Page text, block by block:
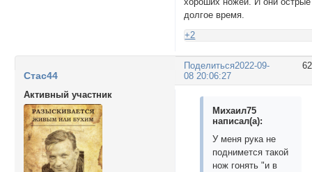
долгое время.
+2
Поделиться2022-09-
08 20:06:27
Стас44
Активный участник
Михаил75
написал(а):
У меня рука не
поднимется такой
нож гонять "и в